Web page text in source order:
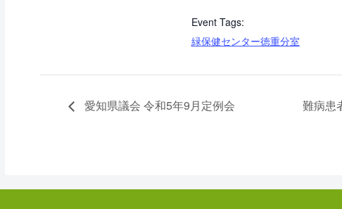
Event Tags:
緑保健センター徳重分室
愛知県議会 令和5年9月定例会 難病患